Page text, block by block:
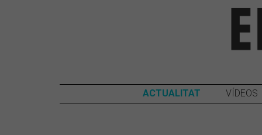
ACTUALITAT VÍDEOS